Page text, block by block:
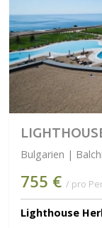
Bulgarien |
755 € / pro
Lighthouse